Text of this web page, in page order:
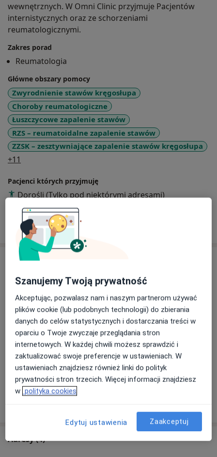
wewnętrznych. W Omni Clinic przyjmuje Pacjentów
internistycznych oraz ze schorzeniami
reumatologicznymi.
Zakres porad
Reumatologia
Główne obszary pomocy
Zwyrodnienie stawów kręgosłupa
Choroby reumatologiczne
Łuszczycowe zapalenie stawów
RZS – reumatoidalne zapalenie stawów
ZZSK – zesztywniające zapalenie stawów kręgosłupa
+11
Pacjenci których przyjmuję
Dorośli (Tylko pod niektórymi adresami)
Usługi i ceny
Konsultacja internistyczna
Konsultacja reumatologiczna
Od 180 zł Szczegóły
Badanie internistyczne
150 zł Szczegóły
Adresy (4)
Szanujemy Twoją prywatność
Akceptując, pozwalasz nam i naszym partnerom używać
plików cookie (lub podobnych technologii) do zbierania
danych do celów statystycznych i dostarczania treści w
oparciu o Twoje zwyczaje przeglądania stron
internetowych. W każdej chwili możesz sprawdzić i
zaktualizować swoje preferencje w ustawieniach. W
ustawieniach znajdziesz również linki do polityk
prywatności stron trzecich. Więcej informacji znajdziesz
w polityka cookies
Edytuj ustawienia Zaakceptuj